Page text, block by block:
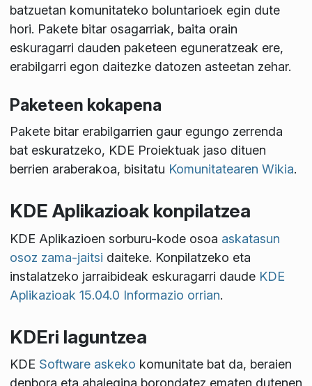
batzuetan komunitateko boluntarioek egin dute
hori. Pakete bitar osagarriak, baita orain
eskuragarri dauden paketeen eguneratzeak ere,
erabilgarri egon daitezke datozen asteetan zehar.
Paketeen kokapena
Pakete bitar erabilgarrien gaur egungo zerrenda
bat eskuratzeko, KDE Proiektuak jaso dituen
berrien araberakoa, bisitatu Komunitatearen Wikia.
KDE Aplikazioak konpilatzea
KDE Aplikazioen sorburu-kode osoa askatasun
osoz zama-jaitsi daiteke. Konpilatzeko eta
instalatzeko jarraibideak eskuragarri daude KDE
Aplikazioak 15.04.0 Informazio orrian.
KDEri laguntzea
KDE Software askeko komunitate bat da, beraien
denbora eta ahalegina borondatez ematen dutenen